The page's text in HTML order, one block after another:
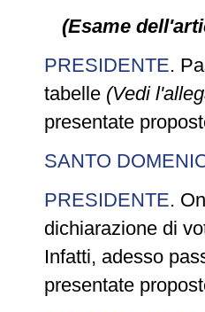
(Esame
PRESIDENTE.
tabelle (Vedi
presentate
SANTO
PRESIDENTE.
dichiarazione di
Infatti, adesso
presentate